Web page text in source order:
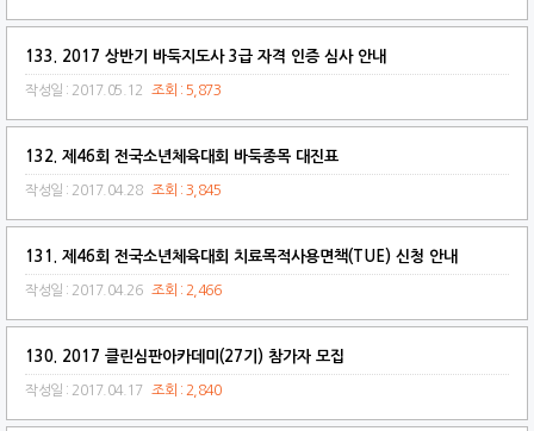
133. 2017 상반기 바둑지도사 3급 자격 인증 심사 안내
작성일 : 2017.05.12 조회 : 5,873
132. 제46회 전국소년체육대회 바둑종목 대진표
작성일 : 2017.04.28 조회 : 3,845
131. 제46회 전국소년체육대회 치료목적사용면책(TUE) 신청 안내
작성일 : 2017.04.26 조회 : 2,466
130. 2017 클린심판아카데미(27기) 참가자 모집
작성일 : 2017.04.17 조회 : 2,840